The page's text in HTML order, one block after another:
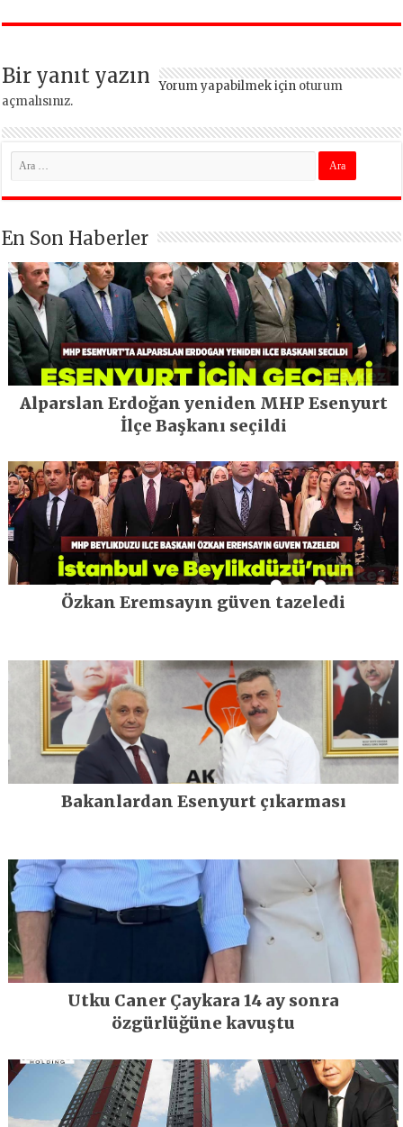
Bir yanıt yazın Yorum yapabilmek için oturum
açmalısınız.
En Son Haberler
Alparslan Erdoğan yeniden MHP Esenyurt
İlçe Başkanı seçildi
Özkan Eremsayın güven tazeledi
Bakanlardan Esenyurt çıkarması
Utku Caner Çaykara 14 ay sonra
özgürlüğüne kavuştu